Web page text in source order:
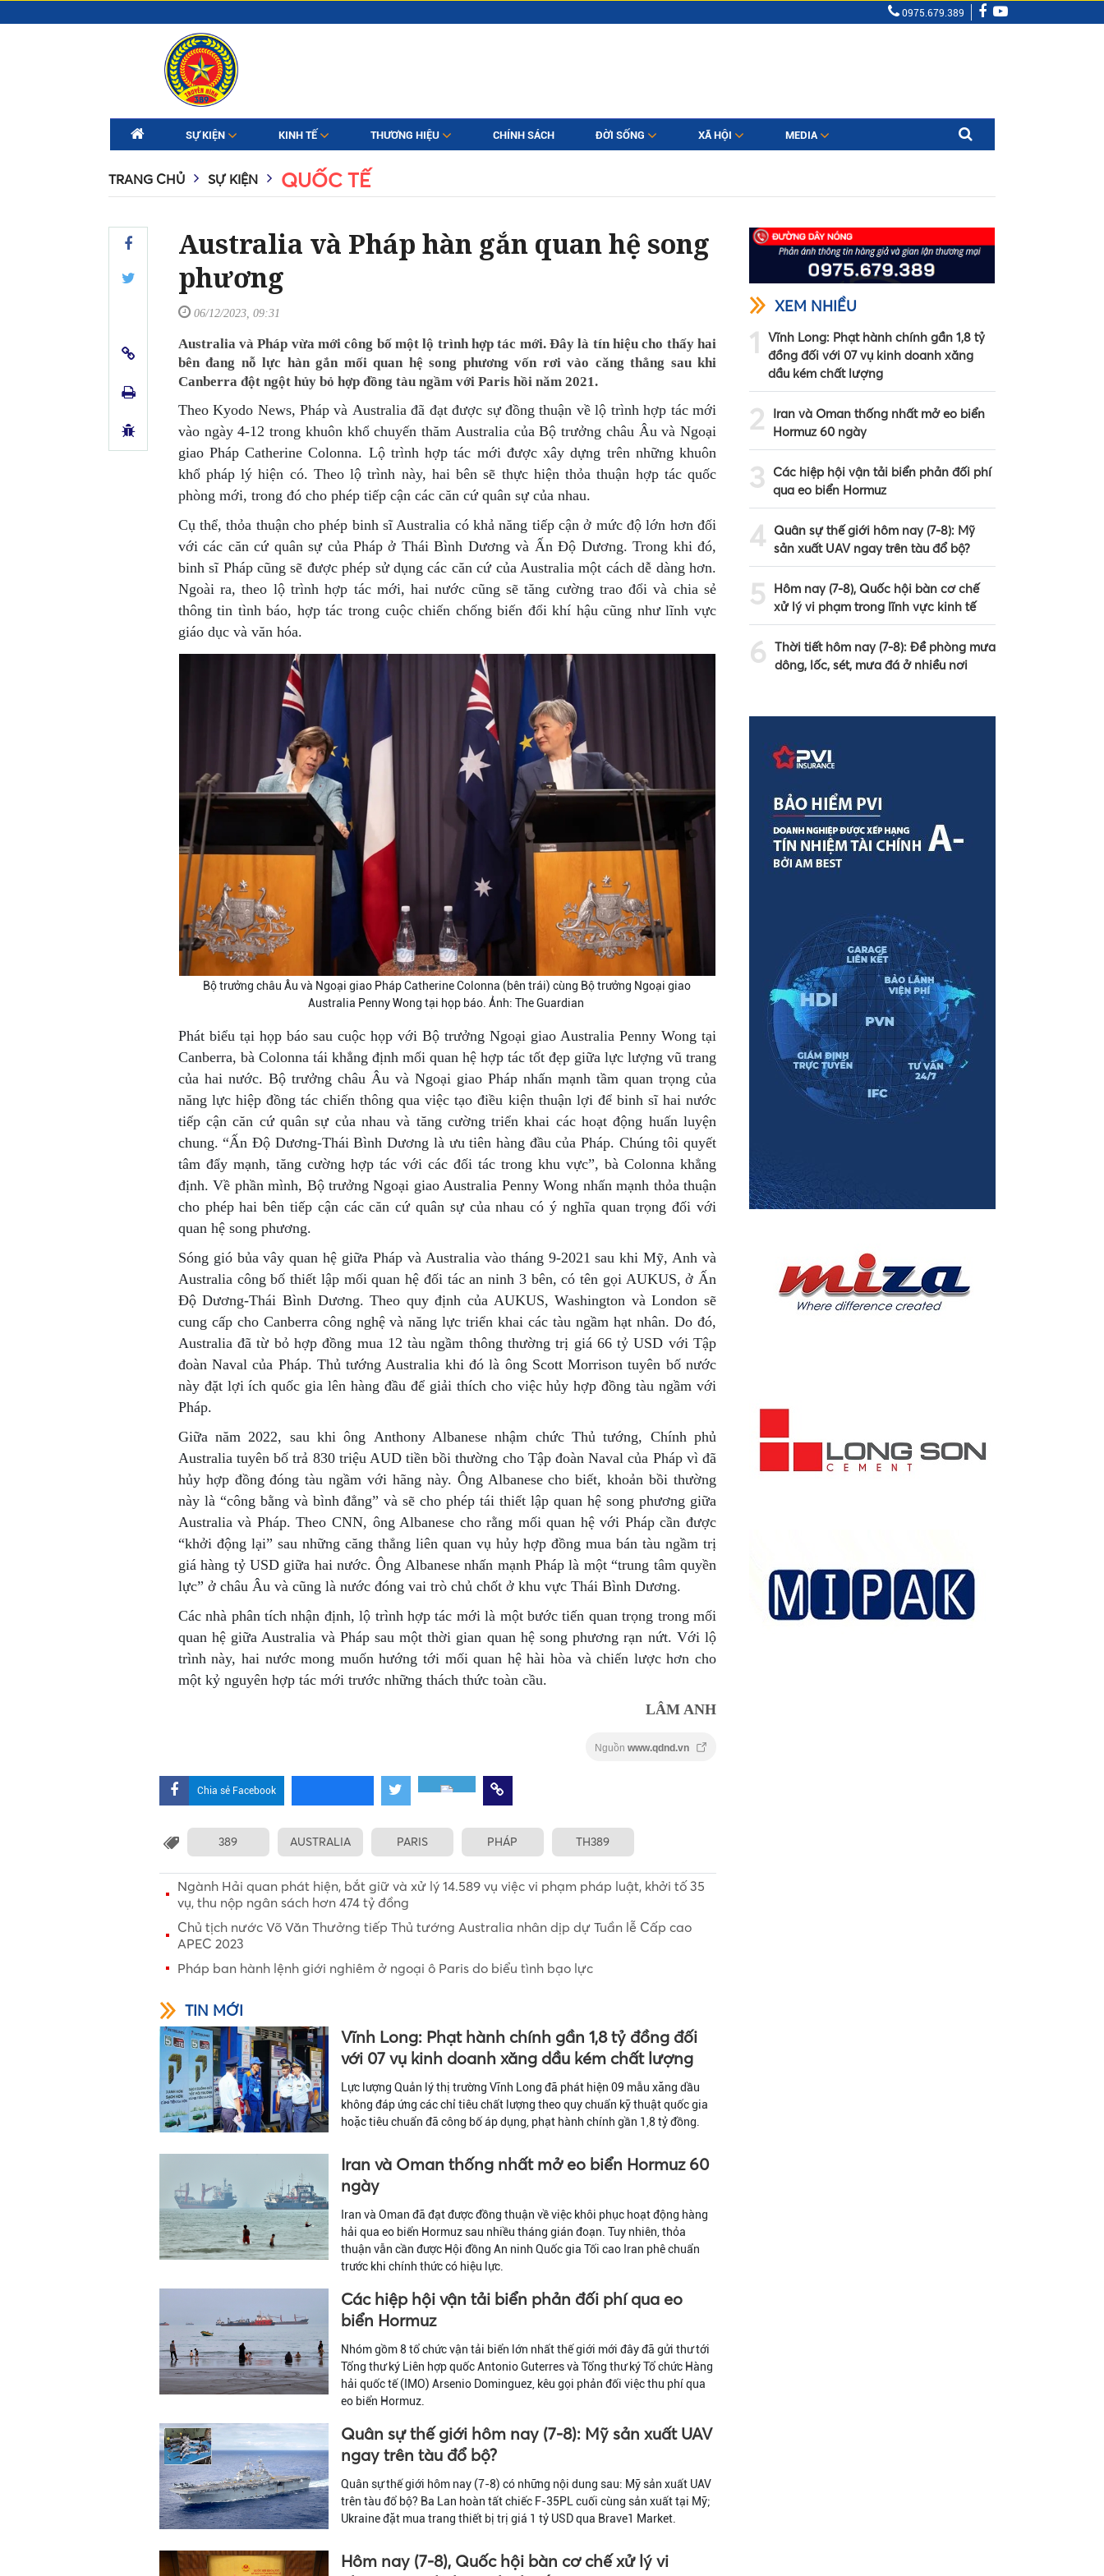
0975.679.389
SỰ KIỆN KINH TẾ THƯƠNG HIỆU CHÍNH SÁCH ĐỜI SỐNG XÃ HỘI MEDIA
TRANG CHỦ SỰ KIỆN QUỐC TẾ
Australia và Pháp hàn gắn quan hệ song
phương
06/12/2023, 09:31
Australia và Pháp vừa mới công bố một lộ trình hợp tác mới. Đây là tín hiệu cho thấy hai
bên đang nỗ lực hàn gắn mối quan hệ song phương vốn rơi vào căng thẳng sau khi
Canberra đột ngột hủy bỏ hợp đồng tàu ngầm với Paris hồi năm 2021.
Theo Kyodo News, Pháp và Australia đã đạt được sự đồng thuận về lộ trình hợp tác mới
vào ngày 4-12 trong khuôn khổ chuyến thăm Australia của Bộ trưởng châu Âu và Ngoại
giao Pháp Catherine Colonna. Lộ trình hợp tác mới được xây dựng trên những khuôn
khổ pháp lý hiện có. Theo lộ trình này, hai bên sẽ thực hiện thỏa thuận hợp tác quốc
phòng mới, trong đó cho phép tiếp cận các căn cứ quân sự của nhau.
Cụ thể, thỏa thuận cho phép binh sĩ Australia có khả năng tiếp cận ở mức độ lớn hơn đối
với các căn cứ quân sự của Pháp ở Thái Bình Dương và Ấn Độ Dương. Trong khi đó,
binh sĩ Pháp cũng sẽ được phép sử dụng các căn cứ của Australia một cách dễ dàng hơn.
Ngoài ra, theo lộ trình hợp tác mới, hai nước cũng sẽ tăng cường trao đổi và chia sẻ
thông tin tình báo, hợp tác trong cuộc chiến chống biến đổi khí hậu cũng như lĩnh vực
giáo dục và văn hóa.
Bộ trưởng châu Âu và Ngoại giao Pháp Catherine Colonna (bên trái) cùng Bộ trưởng Ngoại giao
Australia Penny Wong tại họp báo. Ảnh: The Guardian
Phát biểu tại họp báo sau cuộc họp với Bộ trưởng Ngoại giao Australia Penny Wong tại
Canberra, bà Colonna tái khẳng định mối quan hệ hợp tác tốt đẹp giữa lực lượng vũ trang
của hai nước. Bộ trưởng châu Âu và Ngoại giao Pháp nhấn mạnh tầm quan trọng của
năng lực hiệp đồng tác chiến thông qua việc tạo điều kiện thuận lợi để binh sĩ hai nước
tiếp cận căn cứ quân sự của nhau và tăng cường triển khai các hoạt động huấn luyện
chung. “Ấn Độ Dương-Thái Bình Dương là ưu tiên hàng đầu của Pháp. Chúng tôi quyết
tâm đẩy mạnh, tăng cường hợp tác với các đối tác trong khu vực”, bà Colonna khẳng
định. Về phần mình, Bộ trưởng Ngoại giao Australia Penny Wong nhấn mạnh thỏa thuận
cho phép hai bên tiếp cận các căn cứ quân sự của nhau có ý nghĩa quan trọng đối với
quan hệ song phương.
Sóng gió bủa vây quan hệ giữa Pháp và Australia vào tháng 9-2021 sau khi Mỹ, Anh và
Australia công bố thiết lập mối quan hệ đối tác an ninh 3 bên, có tên gọi AUKUS, ở Ấn
Độ Dương-Thái Bình Dương. Theo quy định của AUKUS, Washington và London sẽ
cung cấp cho Canberra công nghệ và năng lực triển khai các tàu ngầm hạt nhân. Do đó,
Australia đã từ bỏ hợp đồng mua 12 tàu ngầm thông thường trị giá 66 tỷ USD với Tập
đoàn Naval của Pháp. Thủ tướng Australia khi đó là ông Scott Morrison tuyên bố nước
này đặt lợi ích quốc gia lên hàng đầu để giải thích cho việc hủy hợp đồng tàu ngầm với
Pháp.
Giữa năm 2022, sau khi ông Anthony Albanese nhậm chức Thủ tướng, Chính phủ
Australia tuyên bố trả 830 triệu AUD tiền bồi thường cho Tập đoàn Naval của Pháp vì đã
hủy hợp đồng đóng tàu ngầm với hãng này. Ông Albanese cho biết, khoản bồi thường
này là “công bằng và bình đẳng” và sẽ cho phép tái thiết lập quan hệ song phương giữa
Australia và Pháp. Theo CNN, ông Albanese cho rằng mối quan hệ với Pháp cần được
“khởi động lại” sau những căng thẳng liên quan vụ hủy hợp đồng mua bán tàu ngầm trị
giá hàng tỷ USD giữa hai nước. Ông Albanese nhấn mạnh Pháp là một “trung tâm quyền
lực” ở châu Âu và cũng là nước đóng vai trò chủ chốt ở khu vực Thái Bình Dương.
Các nhà phân tích nhận định, lộ trình hợp tác mới là một bước tiến quan trọng trong mối
quan hệ giữa Australia và Pháp sau một thời gian quan hệ song phương rạn nứt. Với lộ
trình này, hai nước mong muốn hướng tới mối quan hệ hài hòa và chiến lược hơn cho
một kỷ nguyên hợp tác mới trước những thách thức toàn cầu.
LÂM ANH
Nguồn www.qdnd.vn
Chia sẻ Facebook
389 AUSTRALIA PARIS PHÁP TH389
Ngành Hải quan phát hiện, bắt giữ và xử lý 14.589 vụ việc vi phạm pháp luật, khởi tố 35
vụ, thu nộp ngân sách hơn 474 tỷ đồng
Chủ tịch nước Võ Văn Thưởng tiếp Thủ tướng Australia nhân dịp dự Tuần lễ Cấp cao
APEC 2023
Pháp ban hành lệnh giới nghiêm ở ngoại ô Paris do biểu tình bạo lực
TIN MỚI
Vĩnh Long: Phạt hành chính gần 1,8 tỷ đồng đối
với 07 vụ kinh doanh xăng dầu kém chất lượng
Lực lượng Quản lý thị trường Vĩnh Long đã phát hiện 09 mẫu xăng dầu
không đáp ứng các chỉ tiêu chất lượng theo quy chuẩn kỹ thuật quốc gia
hoặc tiêu chuẩn đã công bố áp dụng, phạt hành chính gần 1,8 tỷ đồng.
Iran và Oman thống nhất mở eo biển Hormuz 60
ngày
Iran và Oman đã đạt được đồng thuận về việc khôi phục hoạt động hàng
hải qua eo biển Hormuz sau nhiều tháng gián đoạn. Tuy nhiên, thỏa
thuận vẫn cần được Hội đồng An ninh Quốc gia Tối cao Iran phê chuẩn
trước khi chính thức có hiệu lực.
Các hiệp hội vận tải biển phản đối phí qua eo
biển Hormuz
Nhóm gồm 8 tổ chức vận tải biển lớn nhất thế giới mới đây đã gửi thư tới
Tổng thư ký Liên hợp quốc Antonio Guterres và Tổng thư ký Tổ chức Hàng
hải quốc tế (IMO) Arsenio Dominguez, kêu gọi phản đối việc thu phí qua
eo biển Hormuz.
Quân sự thế giới hôm nay (7-8): Mỹ sản xuất UAV
ngay trên tàu đổ bộ?
Quân sự thế giới hôm nay (7-8) có những nội dung sau: Mỹ sản xuất UAV
trên tàu đổ bộ? Ba Lan hoàn tất chiếc F-35PL cuối cùng sản xuất tại Mỹ;
Ukraine đặt mua trang thiết bị trị giá 1 tỷ USD qua Brave1 Market.
Hôm nay (7-8), Quốc hội bàn cơ chế xử lý vi
XEM NHIỀU
1
Vĩnh Long: Phạt hành chính gần 1,8 tỷ
đồng đối với 07 vụ kinh doanh xăng
dầu kém chất lượng
2
Iran và Oman thống nhất mở eo biển
Hormuz 60 ngày
3 Các hiệp hội vận tải biển phản đối phí
qua eo biển Hormuz
4 Quân sự thế giới hôm nay (7-8): Mỹ
sản xuất UAV ngay trên tàu đổ bộ?
5
Hôm nay (7-8), Quốc hội bàn cơ chế
xử lý vi phạm trong lĩnh vực kinh tế
6 Thời tiết hôm nay (7-8): Đề phòng mưa
dông, lốc, sét, mưa đá ở nhiều nơi